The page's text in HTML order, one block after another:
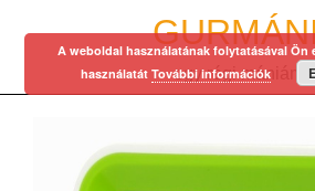
egy régi
A weboldal használatának folytatásával Ön
használatát További információk